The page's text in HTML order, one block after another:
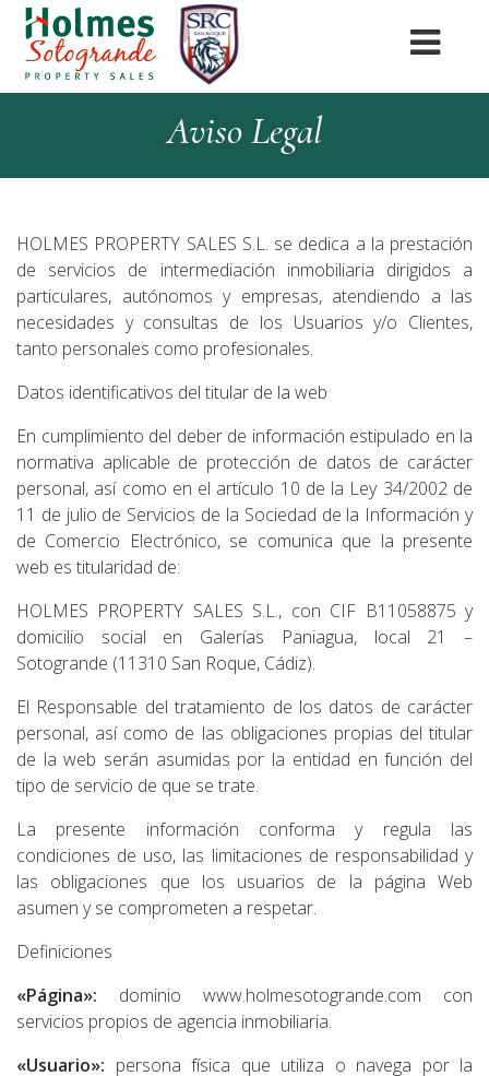
Aviso Legal
HOLMES PROPERTY SALES S.L. se dedica a la prestación
de servicios de intermediación inmobiliaria dirigidos a
particulares, autónomos y empresas, atendiendo a las
necesidades y consultas de los Usuarios y/o Clientes,
tanto personales como profesionales.
Datos identificativos del titular de la web
En cumplimiento del deber de información estipulado en la
normativa aplicable de protección de datos de carácter
personal, así como en el artículo 10 de la Ley 34/2002 de
11 de julio de Servicios de la Sociedad de la Información y
de Comercio Electrónico, se comunica que la presente
web es titularidad de:
HOLMES PROPERTY SALES S.L., con CIF B11058875 y
domicilio social en Galerías Paniagua, local 21 –
Sotogrande (11310 San Roque, Cádiz).
El Responsable del tratamiento de los datos de carácter
personal, así como de las obligaciones propias del titular
de la web serán asumidas por la entidad en función del
tipo de servicio de que se trate.
La presente información conforma y regula las
condiciones de uso, las limitaciones de responsabilidad y
las obligaciones que los usuarios de la página Web
asumen y se comprometen a respetar.
Definiciones
«Página»: dominio www.holmesotogrande.com con
servicios propios de agencia inmobiliaria.
«Usuario»: persona física que utiliza o navega por la